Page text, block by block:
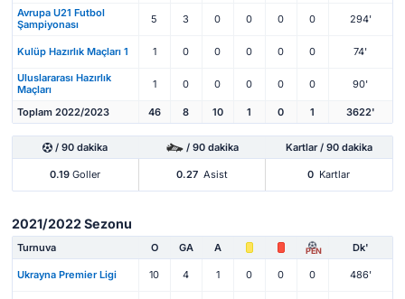
Avrupa U21 Futbol
Şampiyonası
5 3 0 0 0 0 294'
Kulüp Hazırlık Maçları 1 1 0 0 0 0 0 74'
Uluslararası Hazırlık
Maçları
1 0 0 0 0 0 90'
Toplam 2022/2023 46 8 10 1 0 1 3622'
/ 90 dakika / 90 dakika Kartlar / 90 dakika
0.19 Goller 0.27 Asist 0 Kartlar
2021/2022 Sezonu
Turnuva O GA A PEN Dk'
Ukrayna Premier Ligi 10 4 1 0 0 0 486'